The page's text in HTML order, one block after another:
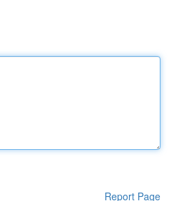
Report Page